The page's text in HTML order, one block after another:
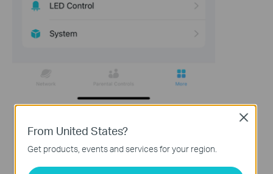
From United States?
Get products, events and services for your region.
Close